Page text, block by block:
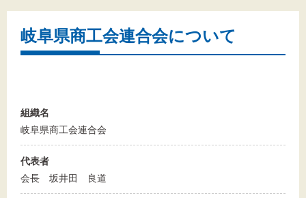
関係機関の方へ
岐阜県商工会連合会について
組織名
岐阜県商工会連合会
代表者
会長 坂井田 良道